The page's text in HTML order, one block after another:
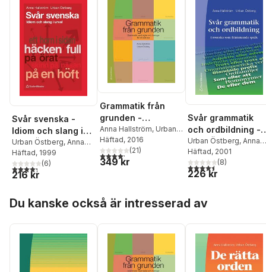
Svår svenska -
Idiom och slang i
urval
Urban Östberg, Anna
Hallström
Häftad, 1999
4,3utav 5 stjärnor. Totalt antal röster:
(6)
216 kr
Grammatik från
grunden -
Grammatik med
regler och
övningar för sfi
och sva
Anna Hallström, Urban
Östberg
Häftad, 2016
4,2utav 5 stjärnor. Totalt antal röster:
(21)
349 kr
Svår grammatik
och ordbildning - i
svenska som
främmande språk
Urban Östberg, Anna
Hallström
Häftad, 2001
4,5utav 5 stjärnor.
(8)
226 kr
Du kanske också är intresserad av